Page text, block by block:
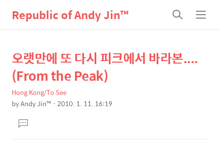
Republic of Andy Jin™
검
색
메
뉴
상
세
컨
텐
본
문
제
목
오랫만에 또 다시 피크에서 바라본....
(From the Peak)
Hong Kong/To See
byAndy Jin™ 2010. 1. 11. 16:19
문댓
글